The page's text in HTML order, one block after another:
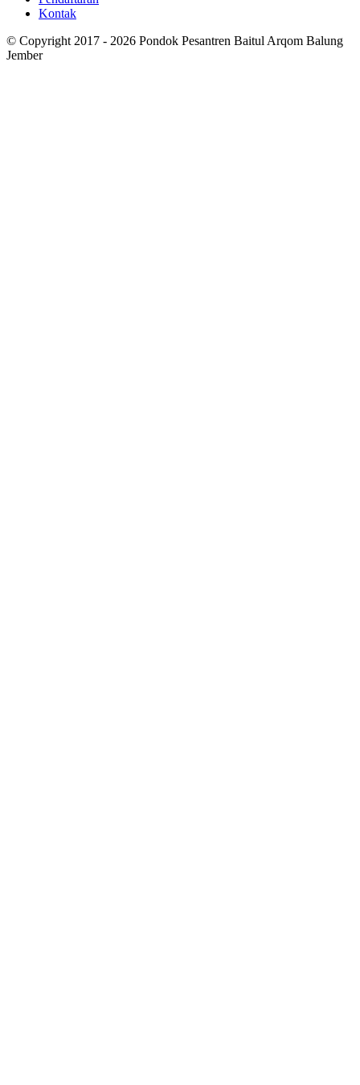
Kontak
© Copyright 2017 - 2026 Pondok Pesantren Baitul Arqom Balung
Jember